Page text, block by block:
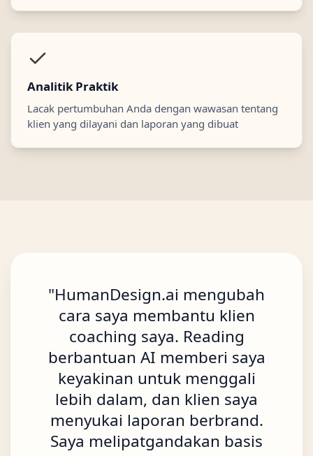
Analitik Praktik
Lacak pertumbuhan Anda dengan wawasan tentang
klien yang dilayani dan laporan yang dibuat
"HumanDesign.ai mengubah
cara saya membantu klien
coaching saya. Reading
berbantuan AI memberi saya
keyakinan untuk menggali
lebih dalam, dan klien saya
menyukai laporan berbrand.
Saya melipatgandakan basis